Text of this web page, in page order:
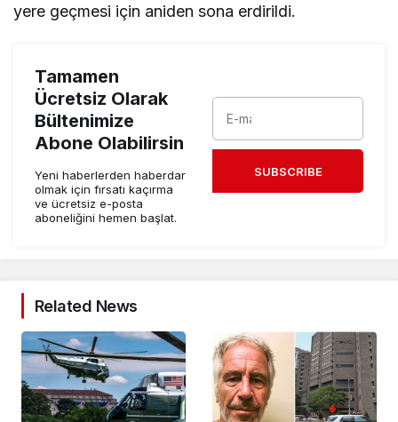
yere geçmesi için aniden sona erdirildi.
Tamamen
Ücretsiz Olarak
Bültenimize
Abone Olabilirsin
Yeni haberlerden haberdar
olmak için fırsatı kaçırma
ve ücretsiz e-posta
aboneliğini hemen başlat.
SUBSCRIBE
Related News